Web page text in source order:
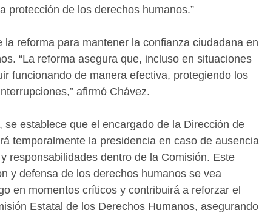
protección de los derechos humanos.”
reforma para mantener la confianza ciudadana en
“La reforma asegura que, incluso en situaciones
funcionando de manera efectiva, protegiendo los
afirmó Chávez.
establece que el encargado de la Dirección de
temporalmente la presidencia en caso de ausencia
responsabilidades dentro de la Comisión. Este
y defensa de los derechos humanos se vea
en momentos críticos y contribuirá a reforzar el
Estatal de los Derechos Humanos, asegurando